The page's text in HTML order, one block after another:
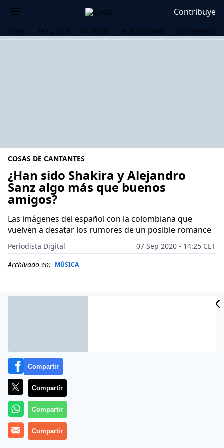
Contribuye
HOME POLÍTICA MUNDO PERIODISMO ECONOMÍA
COSAS DE CANTANTES
¿Han sido Shakira y Alejandro
Sanz algo más que buenos
amigos?
Las imágenes del español con la colombiana que
vuelven a desatar los rumores de un posible romance
Periodista Digital
07 Sep 2020 - 14:25 CET
Archivado en: MÚSICA
Más información
Compartir
Compartir
Compartir
Compartir